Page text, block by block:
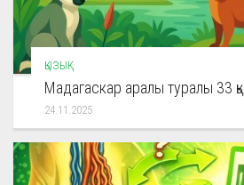
ҚЫЗЫҚ
Мадагаскар аралы туралы 33
24.11.2025